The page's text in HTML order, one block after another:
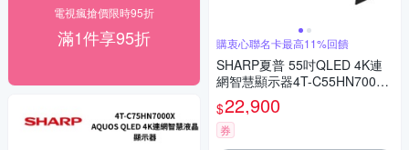
電視瘋搶價限時95折
滿1件享95折 購衷心聯名卡最高11%回饋
SHARP夏普 55吋QLED 4K連
網智慧顯示器4T-C55HN7000X
含標準安裝
$22,900
券